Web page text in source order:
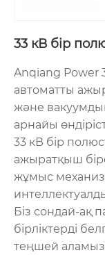
LW36
33 кВ бір
Anqiang Power
автоматты
және
арнайы
33 кВ бір
ажыратқыш
жұмыс
Біз сондай-ақ
бірліктерді
теңшей